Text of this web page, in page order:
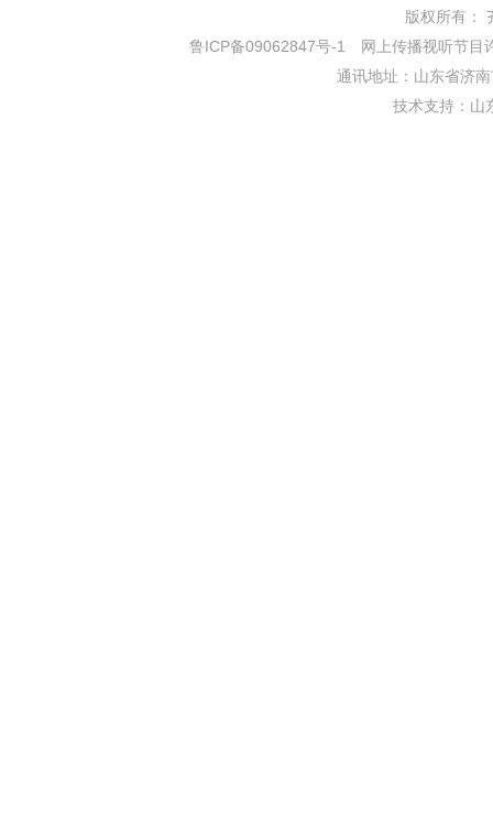
版权所有：
鲁ICP备09062847号-1
网上传播视听节目
通讯地址：山东省济
技术支持： 山